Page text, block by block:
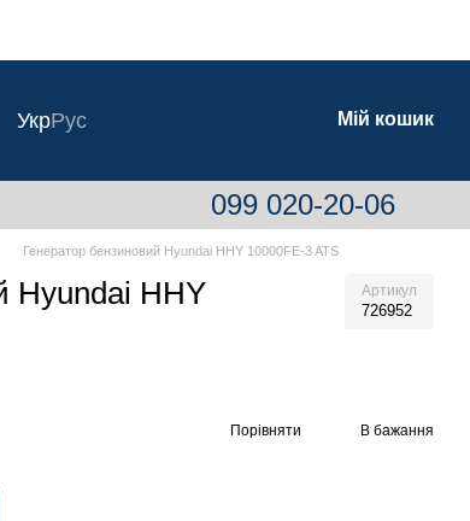
УкрРус Мій кошик
099 020-20-06
Генератор бензиновий Hyundai HHY 10000FE-3 ATS
Hyundai HHY
Артикул
726952
Порівняти В бажання